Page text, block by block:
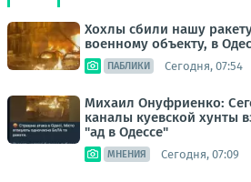
Хохлы сбили нашу
военному объекту, в
ПАБЛИКИ Сегодня, 07:54
Михаил Онуфриенко:
каналы куевской хунты
"ад в Одессе"
МНЕНИЯ Сегодня, 07:09